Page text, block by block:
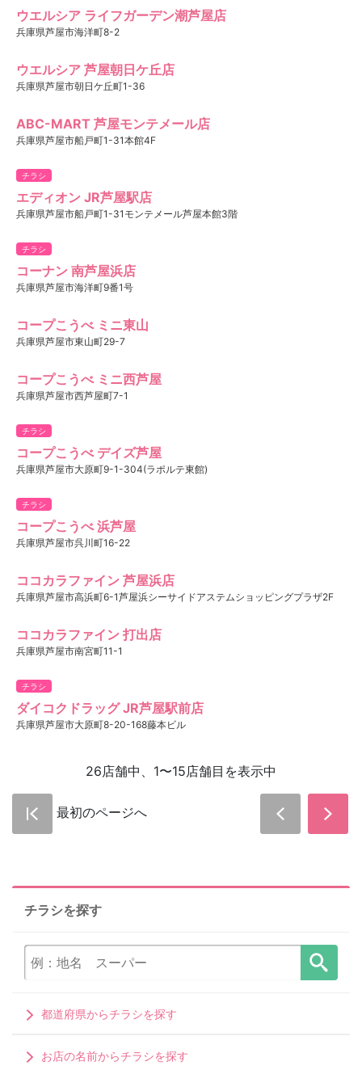
ウエルシア ライフガーデン潮芦屋店
兵庫県芦屋市海洋町8-2
ウエルシア 芦屋朝日ケ丘店
兵庫県芦屋市朝日ケ丘町1-36
ABC-MART 芦屋モンテメール店
兵庫県芦屋市船戸町1-31本館4F
チラシ
エディオン JR芦屋駅店
兵庫県芦屋市船戸町1-31モンテメール芦屋本館3階
チラシ
コーナン 南芦屋浜店
兵庫県芦屋市海洋町9番1号
コープこうべ ミニ東山
兵庫県芦屋市東山町29-7
コープこうべ ミニ西芦屋
兵庫県芦屋市西芦屋町7-1
チラシ
コープこうべ デイズ芦屋
兵庫県芦屋市大原町9-1-304(ラポルテ東館)
チラシ
コープこうべ 浜芦屋
兵庫県芦屋市呉川町16-22
ココカラファイン 芦屋浜店
兵庫県芦屋市高浜町6-1芦屋浜シーサイドアステムショッピングプラザ2F
ココカラファイン 打出店
兵庫県芦屋市南宮町11-1
チラシ
ダイコクドラッグ JR芦屋駅前店
兵庫県芦屋市大原町8-20-168藤本ビル
26店舗中、1〜15店舗目を表示中
最初のページへ
チラシを探す
都道府県からチラシを探す
お店の名前からチラシを探す